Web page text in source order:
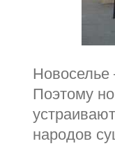
Новоселье
Поэтому
народов